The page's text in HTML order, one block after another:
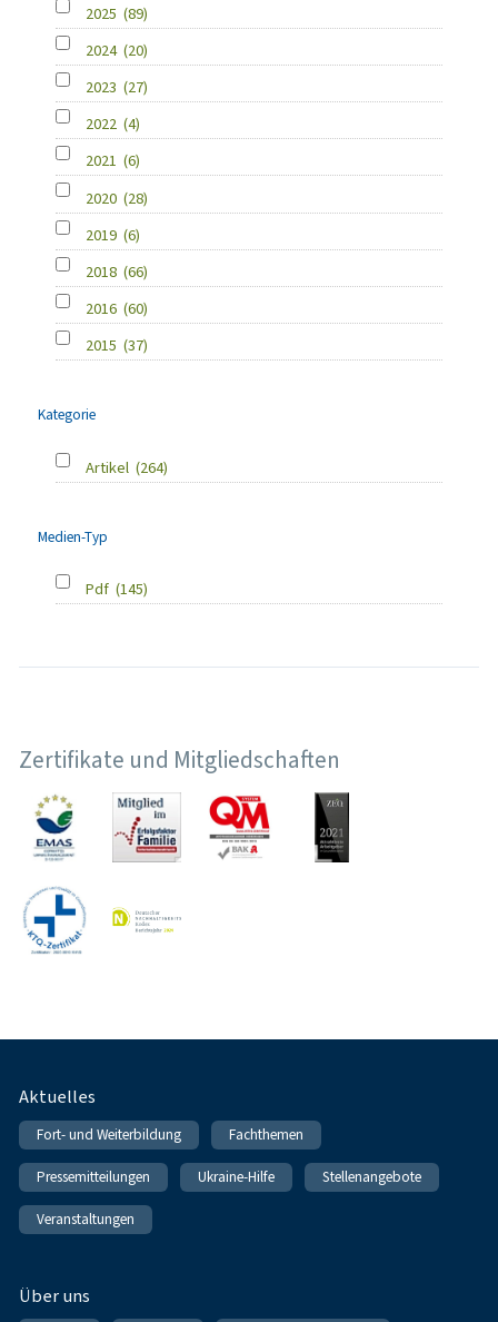
2025 (89)
2024 (20)
2023 (27)
2022 (4)
2021 (6)
2020 (28)
2019 (6)
2018 (66)
2016 (60)
2015 (37)
Kategorie
Artikel (264)
Medien-Typ
Pdf (145)
Zertifikate und Mitgliedschaften
Fußnavigation
Aktuelles
Fort- und Weiterbildung Fachthemen
Pressemitteilungen Ukraine-Hilfe Stellenangebote
Veranstaltungen
Über uns